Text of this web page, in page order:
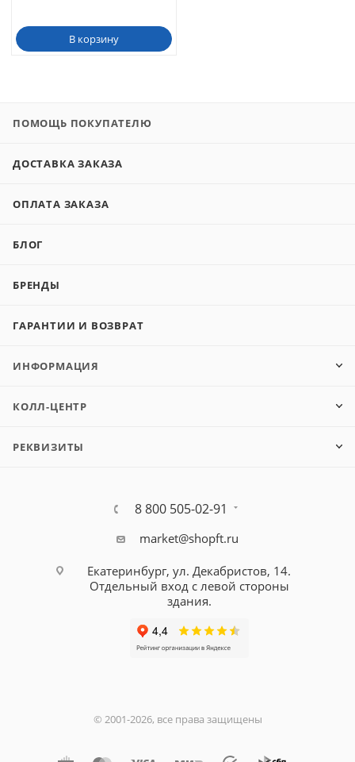
В корзину
ПОМОЩЬ ПОКУПАТЕЛЮ
ДОСТАВКА ЗАКАЗА
ОПЛАТА ЗАКАЗА
БЛОГ
БРЕНДЫ
ГАРАНТИИ И ВОЗВРАТ
ИНФОРМАЦИЯ
КОЛЛ-ЦЕНТР
РЕКВИЗИТЫ
8 800 505-02-91
market@shopft.ru
Екатеринбург, ул. Декабристов, 14.
Отдельный вход с левой стороны
здания.
© 2001-2026, все права защищены